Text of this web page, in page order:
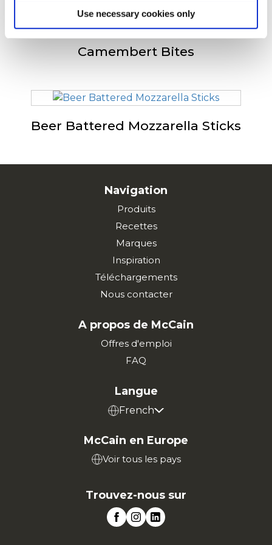
Use necessary cookies only
Camembert Bites
Beer Battered Mozzarella Sticks
Navigation
Produits
Recettes
Marques
Inspiration
Téléchargements
Nous contacter
A propos de McCain
Offres d'emploi
FAQ
Langue
French
McCain en Europe
Voir tous les pays
Trouvez-nous sur